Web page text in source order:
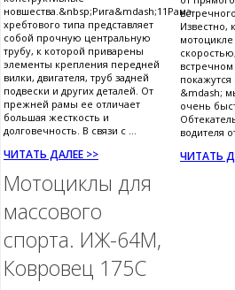
новшества.&nbsp;Рига&mdash;11Рама
хребтового типа представляет
собой прочную центральную
трубу, к которой приварены
элементы крепления передней
вилки, двигателя, труб задней
подвески и других деталей. От
прежней рамы ее отличает
большая жесткость и
долговечность. В связи с ...
ЧИТАТЬ ДАЛЕЕ >>
Известно,
&mdash;
очень
водителя
ЧИТАТЬ
Мотоциклы для
массового
спорта. ИЖ-64М,
Ковровец 175С